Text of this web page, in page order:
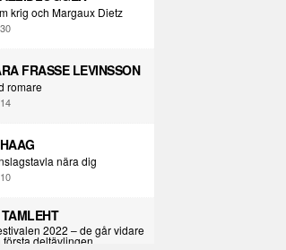
krig och Margaux Dietz
FRASSE LEVINSSON
romare
nära dig
2022 – de går vidare
första deltävlingen